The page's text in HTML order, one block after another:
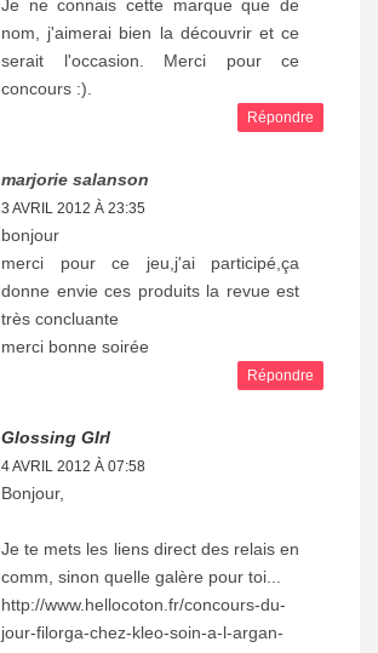
Je ne connais cette marque que de
nom, j'aimerai bien la découvrir et ce
serait l'occasion. Merci pour ce
concours :).
Répondre
marjorie salanson
3 AVRIL 2012 À 23:35
bonjour
merci pour ce jeu,j'ai participé,ça
donne envie ces produits la revue est
très concluante
merci bonne soirée
Répondre
Glossing GIrl
4 AVRIL 2012 À 07:58
Bonjour,
Je te mets les liens direct des relais en
comm, sinon quelle galère pour toi...
http://www.hellocoton.fr/concours-du-
jour-filorga-chez-kleo-soin-a-l-argan-